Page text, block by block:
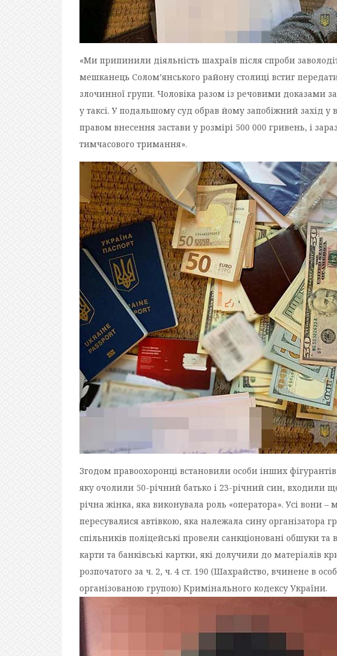
«Ми припинили діяльність шахраїв після спроби
мешканець Солом’янського району столиці встиг
злочинної групи. Чоловіка разом із речовими доказами
у таксі. У подальшому суд обрав йому запобіжний захід у
правом внесення застави у розмірі 500 000 гривень, і
тимчасового тримання».
Згодом правоохоронці встановили особи інших
яку очолили 50-річний батько і 23-річний син, входили
річна жінка, яка виконувала роль «оператора». Усі вони –
пересувалися автівкою, яка належала сину організатора
спільників поліцейські провели санкціоновані обшуки
карти та банківські картки, які долучили до матеріалів
розпочатого за ч. 2, ч. 4 ст. 190 (Шахрайство, вчинене в
організованою групою) Кримінального кодексу України.